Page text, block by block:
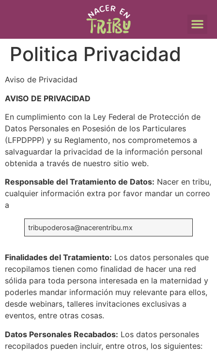
Politica Privacidad
Aviso de Privacidad
AVISO DE PRIVACIDAD
En cumplimiento con la Ley Federal de Protección de
Datos Personales en Posesión de los Particulares
(LFPDPPP) y su Reglamento, nos comprometemos a
salvaguardar la privacidad de la información personal
obtenida a través de nuestro sitio web.
Responsable del Tratamiento de Datos: Nacer en tribu,
cualquier información extra por favor mandar un correo
a
tribupoderosa@nacerentribu.mx
Finalidades del Tratamiento: Los datos personales que
recopilamos tienen como finalidad de hacer una red
sólida para toda persona interesada en la maternidad y
poderles mandar información muy relevante para ellos,
desde webinars, talleres invitaciones exclusivas a
eventos, entre otras cosas.
Datos Personales Recabados: Los datos personales
recopilados pueden incluir, entre otros, los siguientes: